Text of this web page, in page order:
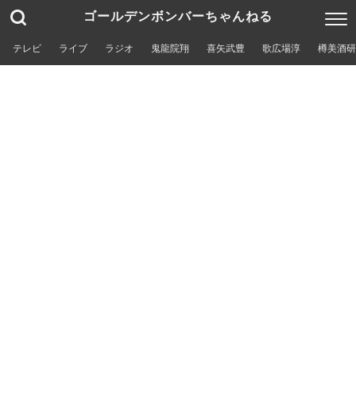
ゴールデンボンバーちゃんねる
テレビ ライブ ラジオ 鬼龍院翔 喜矢武豊 歌広場淳 樽美酒